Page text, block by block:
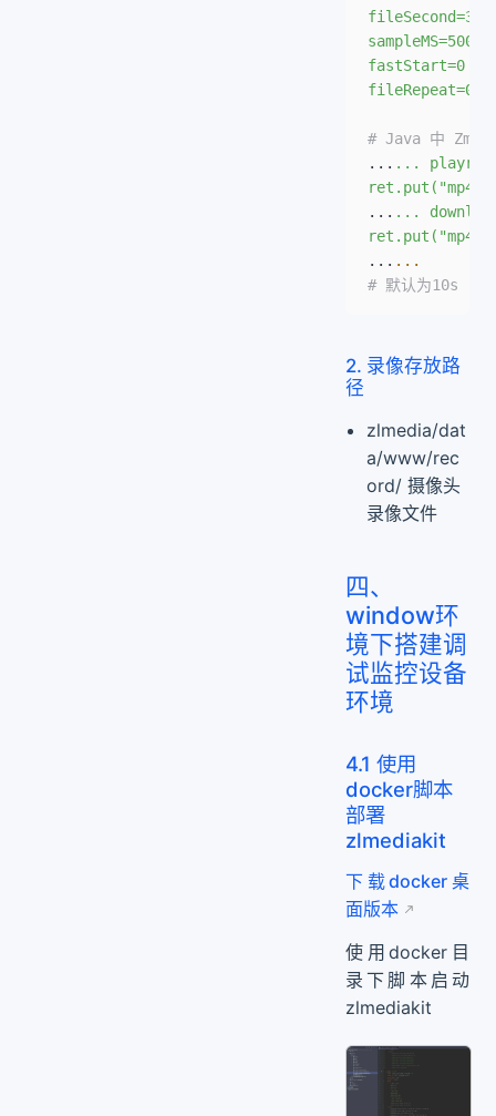
sampleMS=500
fastStart=0
fileRepeat=0
# Java 中
... ...
... ...
... ...
# 默认为10s  可
2. 录像存放路
径
zlmedia/dat
a/www/rec
ord/ 摄像头
录像文件
四、
window环
境下搭建调
试监控设备
环境
4.1 使用
docker脚本
部署
zlmediakit
下载docker桌
面版本
使用docker目
录下脚本启动
zlmediakit